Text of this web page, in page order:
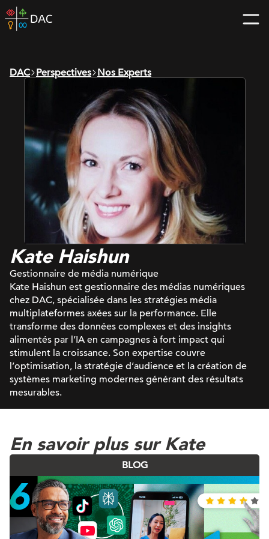
Skip
to
home
DAC Perspectives Nos Experts
Kate Haishun
Gestionnaire de média numérique
Kate Haishun est gestionnaire des médias numériques
chez DAC, spécialisée dans les stratégies média
multiplateformes axées sur la performance. Elle
transforme des données complexes et des insights
alimentés par l’IA en campagnes à fort impact qui
stimulent la croissance. Son expertise couvre
l’optimisation, la stratégie d’audience et la création de
systèmes marketing modernes générant des résultats
mesurables.
En savoir plus sur Kate
BLOG